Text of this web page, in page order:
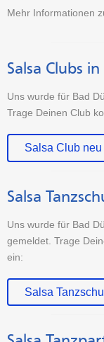
Mehr Informationen
Salsa Clubs
Uns wurde für Bad
Trage Deinen Club
Salsa Club
Salsa
Uns wurde für Bad
gemeldet. Trage
ein:
Salsa